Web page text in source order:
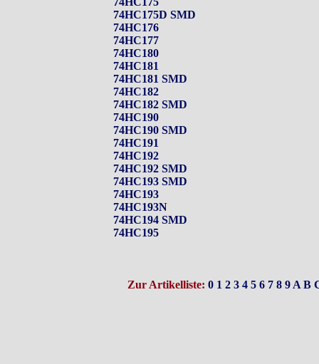
74HC175D SMD
74HC176
74HC177
74HC180
74HC181
74HC181 SMD
74HC182
74HC182 SMD
74HC190
74HC190 SMD
74HC191
74HC192
74HC192 SMD
74HC193 SMD
74HC193
74HC193N
74HC194 SMD
74HC195
Zur Artikelliste: 0 1 2 3 4 5 6 7 8 9 A B